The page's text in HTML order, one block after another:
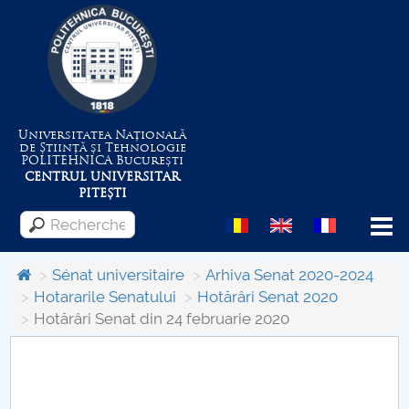
Universitatea Națională
de Știință și Tehnologie
POLITEHNICABucurești
CENTRUL UNIVERSITAR
PITEȘTI
Menu
Despre Universitate
Sénat universitaire
Arhiva Senat 2020-2024
Hotararile Senatului
Hotărâri Senat 2020
Hotărâri Senat din 24 februarie 2020